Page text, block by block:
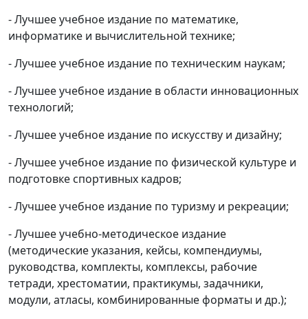
- Лучшее учебное издание по математике,
информатике и вычислительной технике;
- Лучшее учебное издание по техническим наукам;
- Лучшее учебное издание в области инновационных
технологий;
- Лучшее учебное издание по искусству и дизайну;
- Лучшее учебное издание по физической культуре и
подготовке спортивных кадров;
- Лучшее учебное издание по туризму и рекреации;
- Лучшее учебно-методическое издание
(методические указания, кейсы, компендиумы,
руководства, комплекты, комплексы, рабочие
тетради, хрестоматии, практикумы, задачники,
модули, атласы, комбинированные форматы и др.);